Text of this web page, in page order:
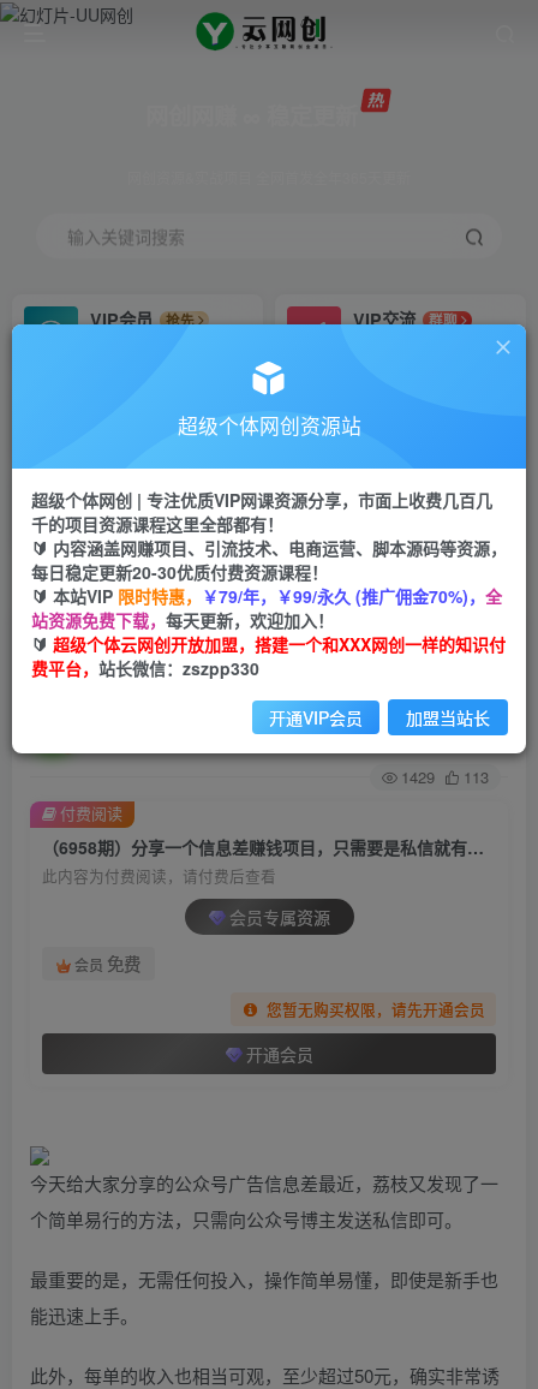
输入关键词搜索
VIP会员
抢先
VIP交流
群聊
研究探讨更多创业项目路子。
会员专属推广链接
招募站长
挂机
项目
脚本卡密
APP下载
GO
首页 创业课程 会员专属 正文
（6958期）分享一个信息差赚钱项目，只需要是
私信就有收益，0成本每单至少50+
关注 私信
1429 113
（6958期）分享一个信息差赚钱项目，只需要是私信就有收益，0成本每单至少50+
此内容为付费阅读，请付费后查看
会员专属资源
会员 免费
您暂无购买权限，请先开通会员
开通会员
付费阅读
今天给大家分享的公众号广告信息差最近，荔枝又发现了一
个简单易行的方法，只需向公众号博主发送私信即可。
最重要的是，无需任何投入，操作简单易懂，即使是新手也
能迅速上手。
此外，每单的收入也相当可观，至少超过50元，确实非常诱
超级个体网创资源站
超级个体网创 | 专注优质VIP网课资源分享，市面上收费几百几
千的项目资源课程这里全部都有！
🔰 内容涵盖网赚项目、引流技术、电商运营、脚本源码等资源，
每日稳定更新20-30优质付费资源课程！
🔰 本站VIP 限时特惠， ￥79/年，￥99/永久 (推广佣金70%)， 全
站资源免费下载， 每天更新，欢迎加入！
🔰 超级个体云网创开放加盟，搭建一个和XXX网创一样的知识付
费平台， 站长微信：zszpp330
开通VIP会员 加盟当站长